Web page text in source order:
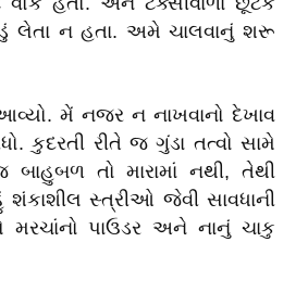
લેતા ન હતા. અમે ચાલવાનું શરૂ
મેં નજર ન નાખવાનો દેખાવ
કુદરતી રીતે જ ગુંડા તત્વો સામે
તો મારામાં નથી, તેથી
શંકાશીલ સ્ત્રીઓ જેવી સાવધાની
મરચાંનો પાઉડર અને નાનું ચાકુ